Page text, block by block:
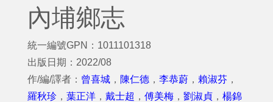
內埔鄉志
統一編號GPN：1011101318
出版日期：2022/08
作/編/譯者： 曾喜城 ， 陳仁德 ， 李恭蔚 ， 賴淑芬 ，
羅秋珍 ， 葉正洋 ， 戴士超 ， 傅美梅 ， 劉淑貞 ， 楊錦